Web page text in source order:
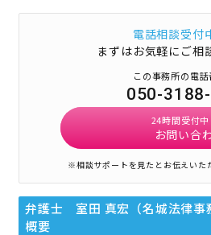
電話相談受付
まずはお気軽にご相
この事務所の電話
050-
24時間受付中
お問い合
※相談サポートを見たとお伝えいた
弁護士 室田 真宏（名城法律事
概要